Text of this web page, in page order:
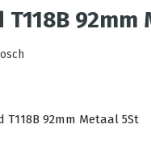
92mm